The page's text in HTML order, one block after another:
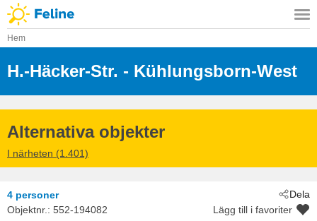
Hem
H.-Häcker-Str.
- 18225
- Kühlungsborn-West
Alternativa objekter
I närheten (1.401)
Dela
4 personer
Objektnr.: 552-194082 Lägg till i favoriter